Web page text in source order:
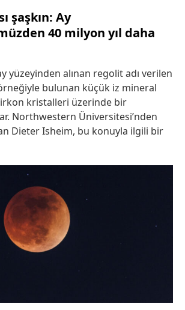
şaşkın: Ay
40 milyon yıl daha
yüzeyinden alınan regolit adı verilen
bulunan küçük iz mineral
kristalleri üzerinde bir
Northwestern Üniversitesi’nden
Dieter Isheim, bu konuyla ilgili bir